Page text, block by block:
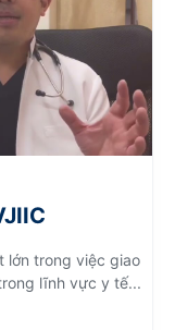
lớn trong việc giao
lĩnh vực y tế...